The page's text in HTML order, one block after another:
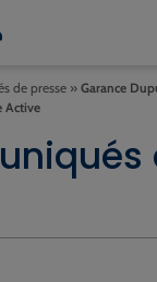
de presse » Garance
Active